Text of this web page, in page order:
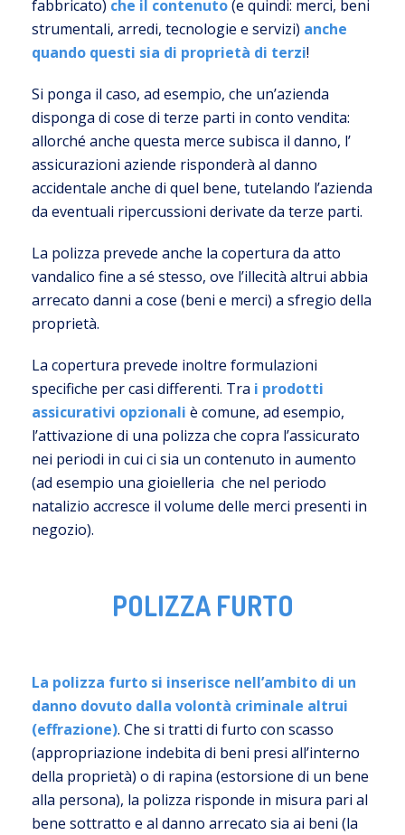
fabbricato) che il contenuto(e quindi: merci, beni
strumentali, arredi, tecnologie e servizi) anche
quando questi sia di proprietà di terzi!
Si ponga il caso, ad esempio, che un’azienda
disponga di cose di terze parti in conto vendita:
allorché anche questa merce subisca il danno, l’
assicurazioni aziende risponderà al danno
accidentale anche di quel bene, tutelando l’azienda
da eventuali ripercussioni derivate da terze parti.
La polizza prevede anche la copertura da atto
vandalico fine a sé stesso, ove l’illecità altrui abbia
arrecato danni a cose (beni e merci) a sfregio della
proprietà.
La copertura prevede inoltre formulazioni
specifiche per casi differenti. Tra i prodotti
assicurativi opzionali è comune, ad esempio,
l’attivazione di una polizza che copra l’assicurato
nei periodi in cui ci sia un contenuto in aumento
(ad esempio una gioielleria che nel periodo
natalizio accresce il volume delle merci presenti in
negozio).
POLIZZA FURTO
La polizza furto si inserisce nell’ambito di un
danno dovuto dalla volontà criminale altrui
(effrazione). Che si tratti di furto con scasso
(appropriazione indebita di beni presi all’interno
della proprietà) o di rapina (estorsione di un bene
alla persona), la polizza risponde in misura pari al
bene sottratto e al danno arrecato sia ai beni (la